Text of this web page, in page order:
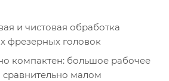
и чистовая обработка
фрезерных головок
компактен: большое рабочее
сравнительно малом